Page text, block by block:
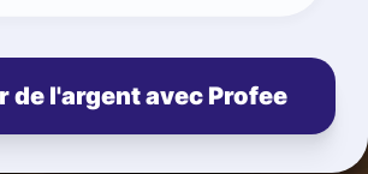
de l'argent avec Profee